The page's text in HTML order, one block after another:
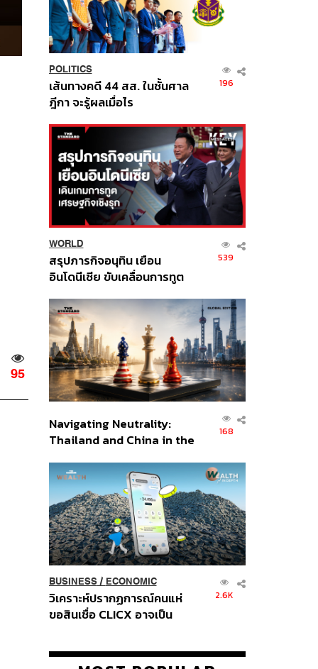
95
POLITICS
เส้นทางคดี 44 สส. ในชั้นศาล
ฎีกา จะรู้ผลเมื่อไร
196
WORLD
สรุปภารกิจอนุทิน เยือน
อินโดนีเซีย ขับเคลื่อนการทูต
ส่วนยุทธศาสตร์ไทย –
อินโดนีเซีย
539
Navigating Neutrality:
Thailand and China in the
Order
168
BUSINESS/ ECONOMIC
วิเคราะห์ปรากฏการณ์คนแห่
ขอสินเชื่อ CLICX อาจเป็น
ปัญหาหนี้ครัวเรือนไทยที่ถูกซุก
2.6K